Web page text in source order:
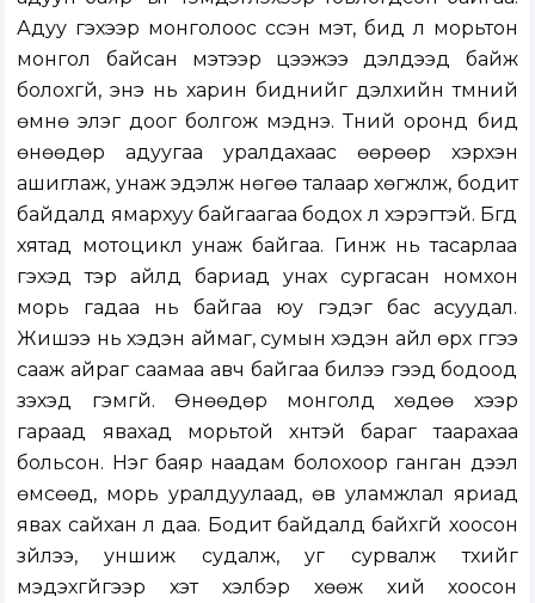
Адуу гэхээр монголоос үүссэн мэт, бид л морьтон
монгол байсан мэтээр цээжээ дэлдээд байж
болохгүй, энэ нь харин биднийг дэлхийн түмний
өмнө элэг доог болгож мэднэ. Түүний оронд бид
өнөөдөр адуугаа уралдахаас өөрөөр хэрхэн
ашиглаж, унаж эдэлж нөгөө талаар хөгжүүлж, бодит
байдалд ямархуу байгаагаа бодох л хэрэгтэй. Бүгд
хятад мотоцикл унаж байгаа. Гинж нь тасарлаа
гэхэд тэр айлд бариад унах сургасан номхон
морь гадаа нь байгаа юу гэдэг бас асуудал.
Жишээ нь хэдэн аймаг, сумын хэдэн айл өрх гүүгээ
сааж айраг саамаа авч байгаа билээ гээд бодоод
үзэхэд гэмгүй. Өнөөдөр монголд хөдөө хээр
гараад явахад морьтой хүнтэй бараг таарахаа
больсон. Нэг баяр наадам болохоор ганган дээл
өмсөөд, морь уралдуулаад, өв уламжлал яриад
явах сайхан л даа. Бодит байдалд байхгүй хоосон
зүйлээ, уншиж судалж, уг сурвалж түүхийг
мэдэхгүйгээр хэт хэлбэр хөөж хий хоосон